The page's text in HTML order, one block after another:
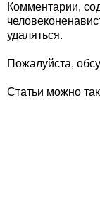
Комментарии,
удаляться.
Пожалуйста,
Статьи можно